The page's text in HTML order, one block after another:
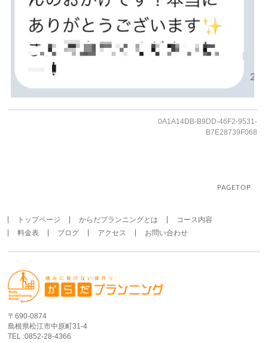
0A1A14DB-B9DD-46F2-9531-
B7E28739F068
PAGETOP
トップページ からだプランニングとは
コース内容
料金表
ブログ アクセス お問い合わせ
〒690-0874
島根県松江市中原町31-4
TEL :0852-28-4366